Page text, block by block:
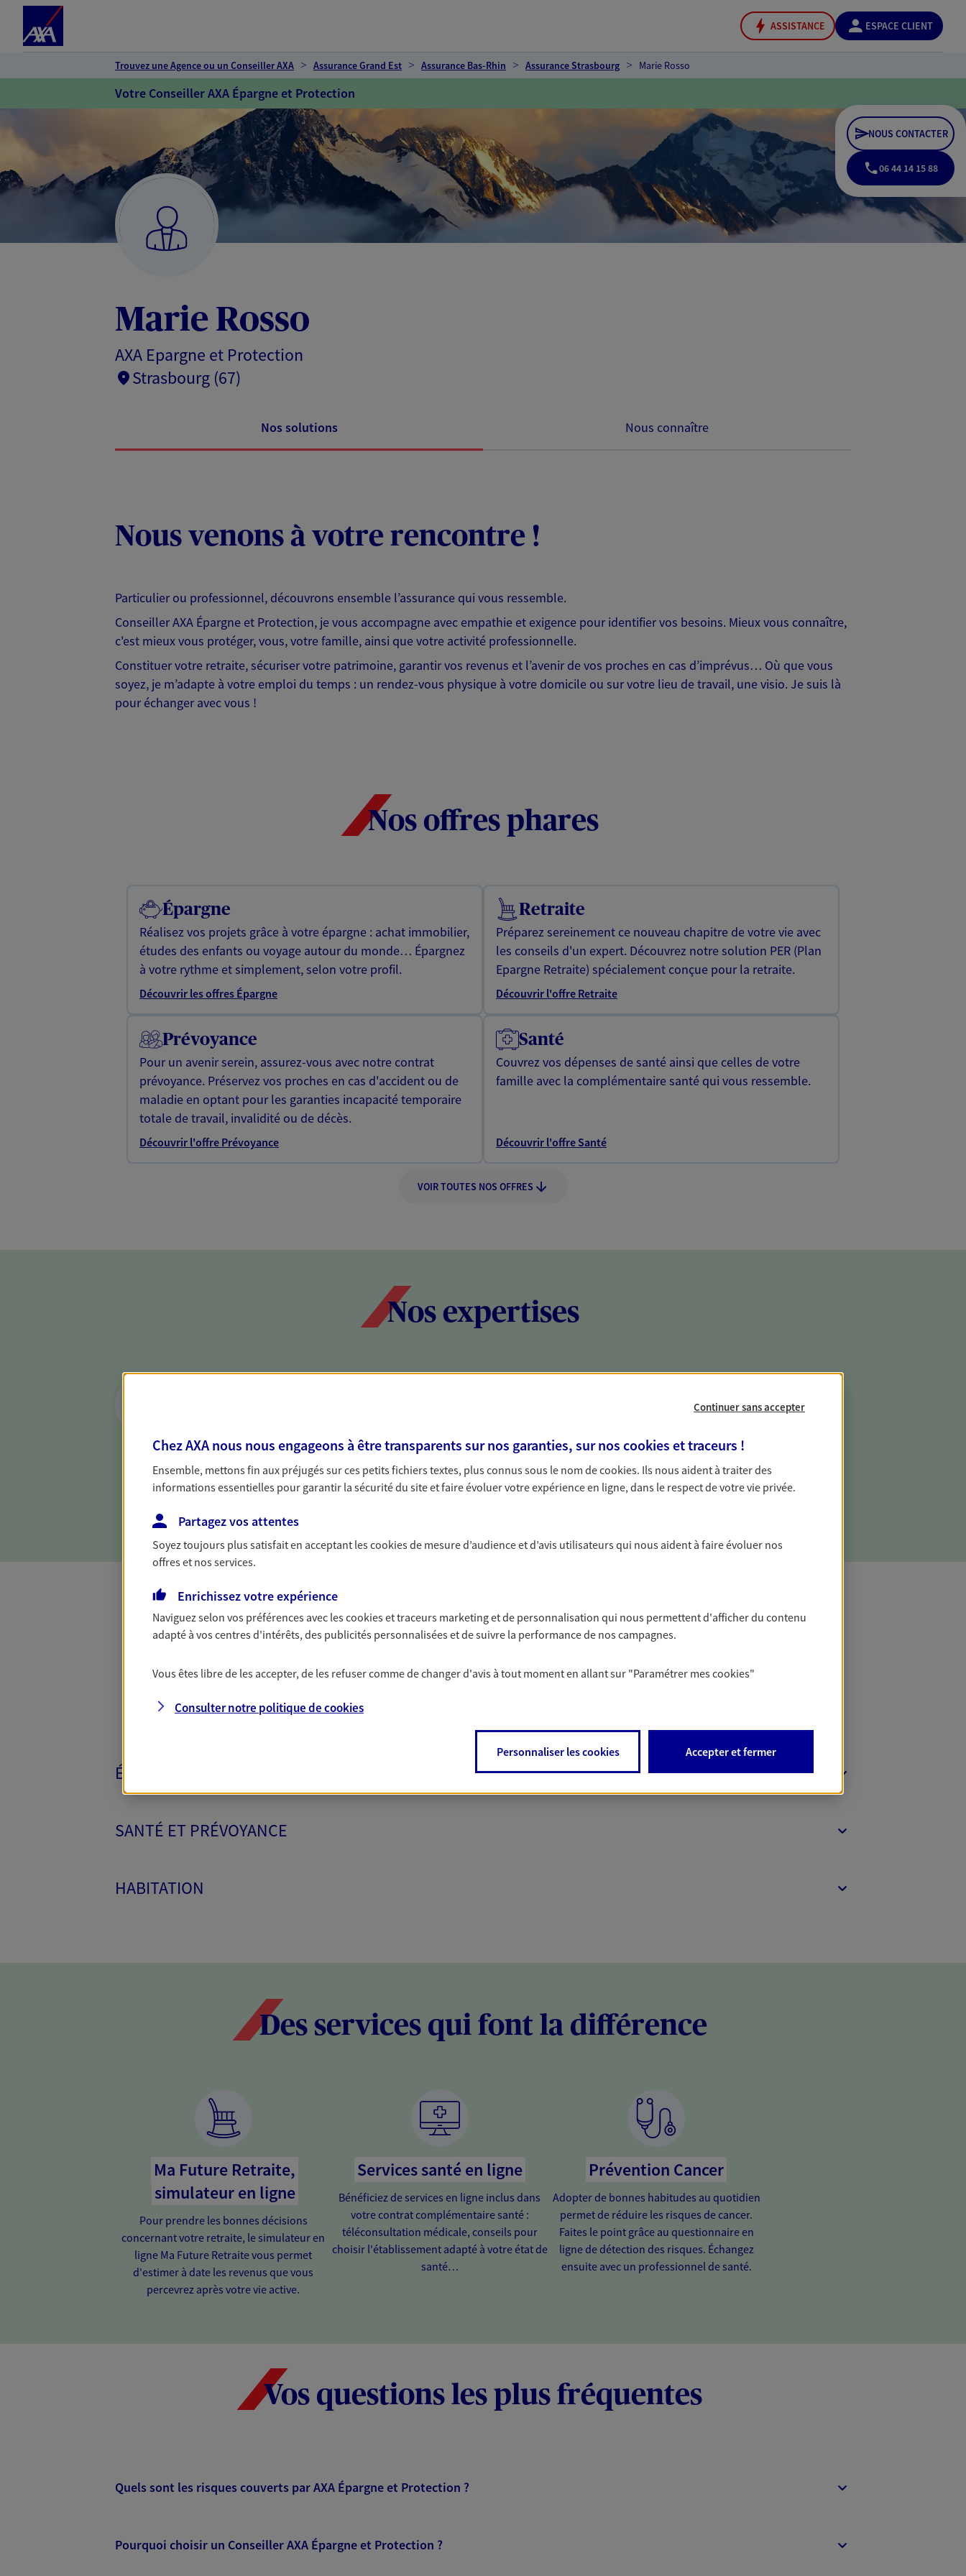
ASSISTANCE ESPACE CLIENT
Trouvez une Agence ou un Conseiller AXA Assurance Grand Est Assurance Bas-Rhin Assurance Strasbourg Marie Rosso
Votre Conseiller AXA Épargne et Protection
Marie Rosso
AXA Epargne et Protection
Strasbourg (67)
NOUS CONTACTER
06 44 14 15 88
Nos solutions Nous connaître
Nous venons à votre rencontre !
Particulier ou professionnel, découvrons ensemble l’assurance qui vous ressemble.
Conseiller AXA Épargne et Protection, je vous accompagne avec empathie et exigence pour identifier vos besoins. Mieux vous connaître,
c'est mieux vous protéger, vous, votre famille, ainsi que votre activité professionnelle.
Constituer votre retraite, sécuriser votre patrimoine, garantir vos revenus et l’avenir de vos proches en cas d’imprévus… Où que vous
soyez, je m’adapte à votre emploi du temps : un rendez-vous physique à votre domicile ou sur votre lieu de travail, une visio. Je suis là
pour échanger avec vous !
Nos offres phares
Épargne
Réalisez vos projets grâce à votre épargne : achat immobilier,
études des enfants ou voyage autour du monde… Épargnez
à votre rythme et simplement, selon votre profil.
Découvrir les offres Épargne
Retraite
Préparez sereinement ce nouveau chapitre de votre vie avec
les conseils d'un expert. Découvrez notre solution PER (Plan
Epargne Retraite) spécialement conçue pour la retraite.
Découvrir l'offre Retraite
Prévoyance
Pour un avenir serein, assurez-vous avec notre contrat
prévoyance. Préservez vos proches en cas d'accident ou de
maladie en optant pour les garanties incapacité temporaire
totale de travail, invalidité ou de décès.
Découvrir l'offre Prévoyance
Santé
Couvrez vos dépenses de santé ainsi que celles de votre
famille avec la complémentaire santé qui vous ressemble.
Découvrir l'offre Santé
VOIR TOUTES NOS OFFRES
Nos expertises
Parce qu'avant de définir une stratégie, il est nécessaire
d'établir un bon diagnostic, nous vous accompagnons pour
dresser un bilan complet de votre situation. Une analyse
solide pour vous formuler des conseils cohérents avec vos
Nous sommes à votre écoute pour vous proposer des
solutions assurantielles couvrant les risques liés à votre
activité, mais aussi les risques liés à votre vie privée. Un seul
interlocuteur pour tous vos besoins, ça change tout.
Toutes nos solutions AXA Épargne et Protection
ÉPARGNE ET RETRAITE
SANTÉ ET PRÉVOYANCE
HABITATION
Des services qui font la différence
Ma Future Retraite,
simulateur en ligne
Pour prendre les bonnes décisions
concernant votre retraite, le simulateur en
ligne Ma Future Retraite vous permet
d'estimer à date les revenus que vous
percevrez après votre vie active.
Services santé en ligne
Bénéficiez de services en ligne inclus dans
votre contrat complémentaire santé :
téléconsultation médicale, conseils pour
choisir l'établissement adapté à votre état de
santé…
Prévention Cancer
Adopter de bonnes habitudes au quotidien
permet de réduire les risques de cancer.
Faites le point grâce au questionnaire en
ligne de détection des risques. Échangez
ensuite avec un professionnel de santé.
Vos questions les plus fréquentes
Quels sont les risques couverts par AXA Épargne et Protection ?
Pourquoi choisir un Conseiller AXA Épargne et Protection ?
Continuer sans accepter
Chez AXA nous nous engageons à être transparents sur nos garanties, sur nos cookies et traceurs !
Ensemble, mettons fin aux préjugés sur ces petits fichiers textes, plus connus sous le nom decookies. Ils nous aident à traiter des
informations essentielles pour garantir la sécurité du site et faire évoluer votre expérience en ligne, dans le respect de votre vie privée.
Partagez vos attentes
Soyez toujours plus satisfait en acceptant lescookiesde mesure d’audience et d’avis utilisateurs qui nous aident à faire évoluer nos
offres et nos services.
Enrichissez votre expérience
Naviguez selon vos préférences avec lescookies et traceurs marketing et de personnalisation qui nous permettent d'afficher du contenu
adapté à vos centres d'intérêts, des publicités personnalisées et de suivre la performance de nos campagnes.
Vous êtes libre de les accepter, de les refuser comme de changer d'avis à tout moment en allant sur "Paramétrer mescookies"
Consulter notre politique decookies
Personnaliser les cookies Accepter et fermer